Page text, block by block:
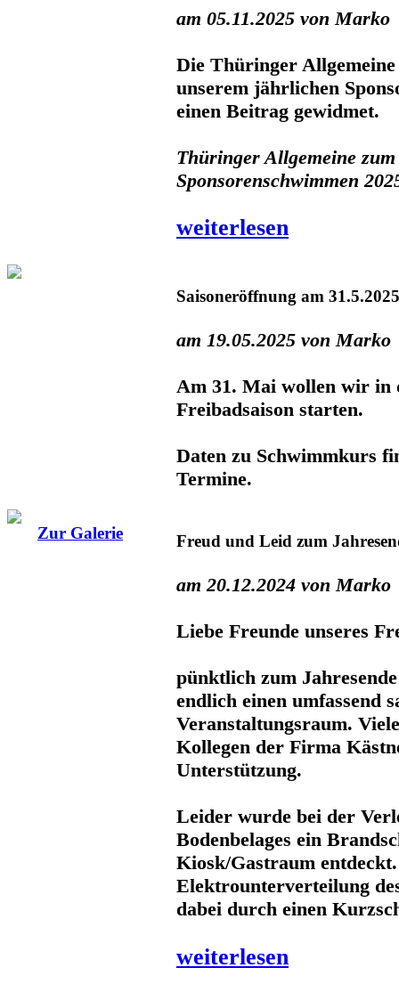
am 05.11.2025 von Marko
Die Thüringer
unserem jährlichen
einen Beitrag gewidmet.
Thüringer Allgemeine zum
Sponsorenschwimmen
weiterlesen
Saisoneröffnung am 31.5.2025
am 19.05.2025 von Marko
Am 31. Mai wollen wir in
Freibadsaison starten.
Daten zu Schwimmkurs
Termine.
Zur Galerie Freud und Leid zum
am 20.12.2024 von Marko
Liebe Freunde unseres
pünktlich zum
endlich einen umfassend
Veranstaltungsraum.
Kollegen der Firma
Unterstützung.
Leider wurde bei der
Bodenbelages ein
Kiosk/Gastraum
Elektrounterverteilung
dabei durch einen
weiterlesen